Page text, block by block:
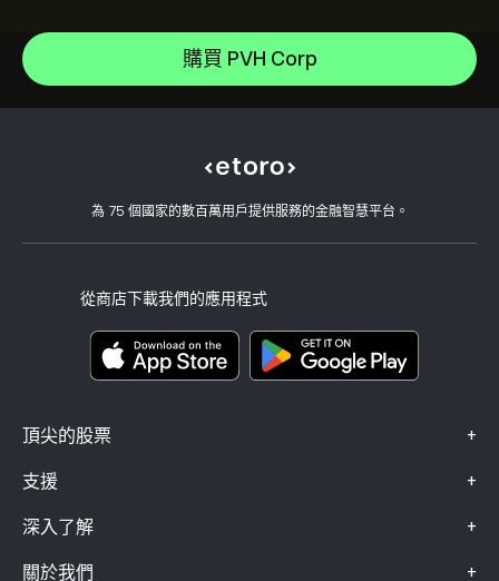
購買 PVH Corp
為 75 個國家的數百萬用戶提供服務的金融智慧平台。
從商店下載我們的應用程式
頂尖的股票 +
Microsoft
Apple
支援 +
如何存款
如何提款
開設帳戶
用戶端漏洞
深入了解 +
CopyTrading 如何運作
負責任的交易
關於我們 +
為什麼選擇 eToro
我們的辦事處
風險揭露
關鍵資訊文件
投訴資料（FCA 客戶）
投資保險